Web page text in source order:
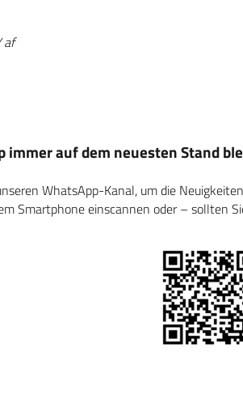
af
immer auf dem neuesten Stand
WhatsApp-Kanal, um die
Smartphone einscannen oder – sollten